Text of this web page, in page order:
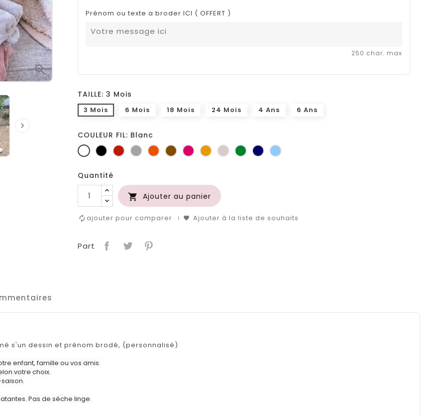


Prénom ou texte a broder ICI ( OFFERT )
250 char. max
TAILLE: 3 Mois
3 Mois 6 Mois 18 Mois 24 Mois 4 Ans 6 Ans
COULEUR FIL: Blanc
BlancNoir RougeGris
clair
OrangeMarronFuchsia
Jaune
d'or
FicelleVert
bouteille
MarineBleu
Quantité
 Ajouter au panier
ajouter pour comparer Ajouter à la liste de souhaits
Part
s'un dessin et prénom brodé, (personnalisé)
enfant, famille ou vos amis.
votre choix.
Pas de séche linge.